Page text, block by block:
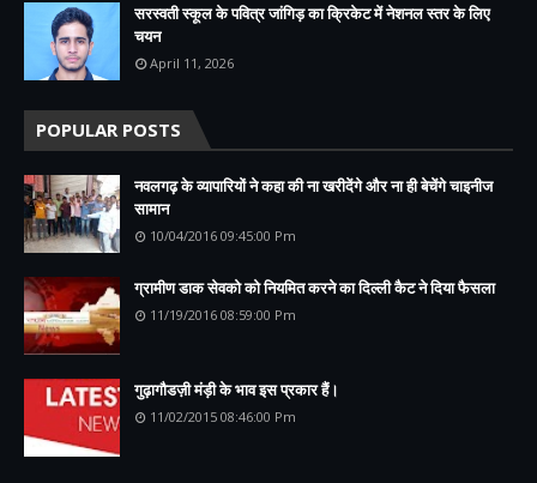
सरस्वती स्कूल के पवित्र जांगिड़ का क्रिकेट में नेशनल स्तर के लिए
चयन
April 11, 2026
POPULAR POSTS
नवलगढ़ के व्यापारियों ने कहा की ना खरीदेंगे और ना ही बेचेंगे चाइनीज
सामान
10/04/2016 09:45:00 Pm
ग्रामीण डाक सेवको को नियमित करने का दिल्ली कैट ने दिया फैसला
11/19/2016 08:59:00 Pm
गुढ़ागौडज़ी मंड़ी के भाव इस प्रकार हैं।
11/02/2015 08:46:00 Pm